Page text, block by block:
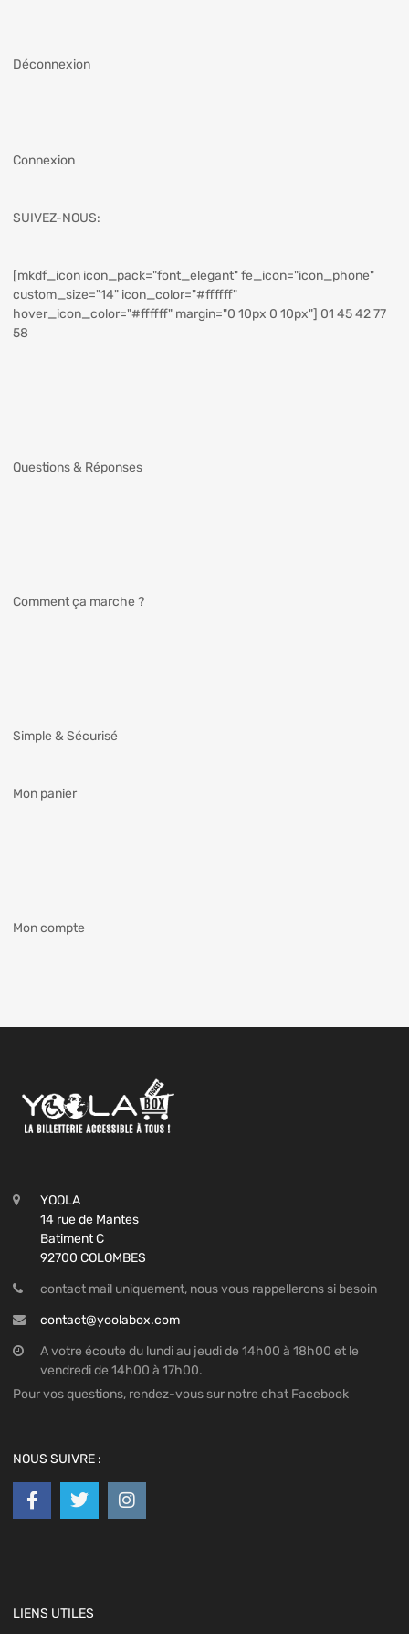
Déconnexion
Connexion
SUIVEZ-NOUS:
[mkdf_icon icon_pack="font_elegant" fe_icon="icon_phone"
custom_size="14" icon_color="#ffffff"
hover_icon_color="#ffffff" margin="0 10px 0 10px"] 01 45 42 77
58
Questions & Réponses
Comment ça marche ?
Simple & Sécurisé
Mon panier
Mon compte
YOOLA
14 rue de Mantes
Batiment C
92700 COLOMBES
contact mail uniquement, nous vous rappellerons si besoin
contact@yoolabox.com
A votre écoute du lundi au jeudi de 14h00 à 18h00 et le
vendredi de 14h00 à 17h00.
Pour vos questions, rendez-vous sur notre chat Facebook
NOUS SUIVRE :
LIENS UTILES